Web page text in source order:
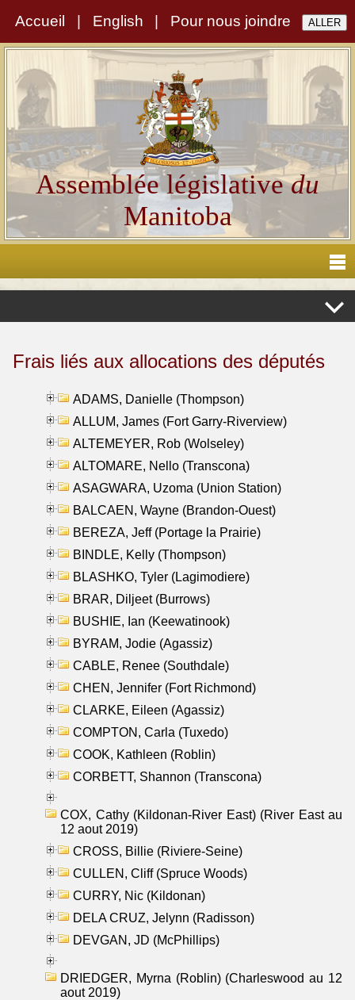
Accueil English Pour nous joindre
Assemblée législativedu
Manitoba
Frais liés aux allocations des députés
ADAMS, Danielle (Thompson)
ALLUM, James (Fort Garry-Riverview)
ALTEMEYER, Rob (Wolseley)
ALTOMARE, Nello (Transcona)
ASAGWARA, Uzoma (Union Station)
BALCAEN, Wayne (Brandon-Ouest)
BEREZA, Jeff (Portage la Prairie)
BINDLE, Kelly (Thompson)
BLASHKO, Tyler (Lagimodiere)
BRAR, Diljeet (Burrows)
BUSHIE, Ian (Keewatinook)
BYRAM, Jodie (Agassiz)
CABLE, Renee (Southdale)
CHEN, Jennifer (Fort Richmond)
CLARKE, Eileen (Agassiz)
COMPTON, Carla (Tuxedo)
COOK, Kathleen (Roblin)
CORBETT, Shannon (Transcona)
COX, Cathy (Kildonan-River East) (River East au
12 aout 2019)
CROSS, Billie (Riviere-Seine)
CULLEN, Cliff (Spruce Woods)
CURRY, Nic (Kildonan)
DELA CRUZ, Jelynn (Radisson)
DEVGAN, JD (McPhillips)
DRIEDGER, Myrna (Roblin) (Charleswood au 12
aout 2019)